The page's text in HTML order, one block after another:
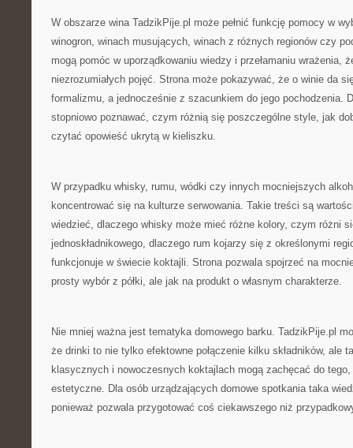
W obszarze wina TadzikPije.pl może pełnić funkcję pomocy w
winogron, winach musujących, winach z różnych regionów czy
mogą pomóc w uporządkowaniu wiedzy i przełamaniu wrażenia,
niezrozumiałych pojęć. Strona może pokazywać, że o winie da
formalizmu, a jednocześnie z szacunkiem do jego pochodzenia.
stopniowo poznawać, czym różnią się poszczególne style, jak
czytać opowieść ukrytą w kieliszku.
W przypadku whisky, rumu, wódki czy innych mocniejszych
koncentrować się na kulturze serwowania. Takie treści są
wiedzieć, dlaczego whisky może mieć różne kolory, czym różni
jednoskładnikowego, dlaczego rum kojarzy się z określonymi
funkcjonuje w świecie koktajli. Strona pozwala spojrzeć na
prosty wybór z półki, ale jak na produkt o własnym charakterze.
Nie mniej ważna jest tematyka domowego barku. TadzikPije.pl
że drinki to nie tylko efektowne połączenie kilku składników, ale
klasycznych i nowoczesnych koktajlach mogą zachęcać do
estetyczne. Dla osób urządzających domowe spotkania taka
ponieważ pozwala przygotować coś ciekawszego niż